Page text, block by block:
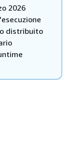
2026
distribuito